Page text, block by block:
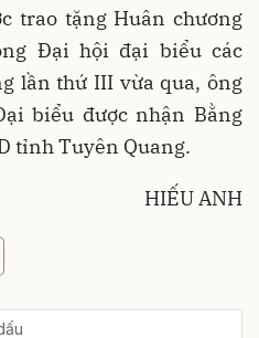
trao tặng Huân chương
Đại hội đại biểu các
lần thứ III vừa qua, ông
biểu được nhận Bằng
tỉnh Tuyên Quang.
HIẾU ANH